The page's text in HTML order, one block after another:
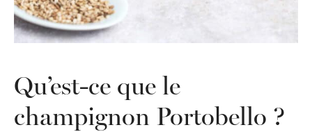
Qu’est-ce que le
champignon Portobello ?